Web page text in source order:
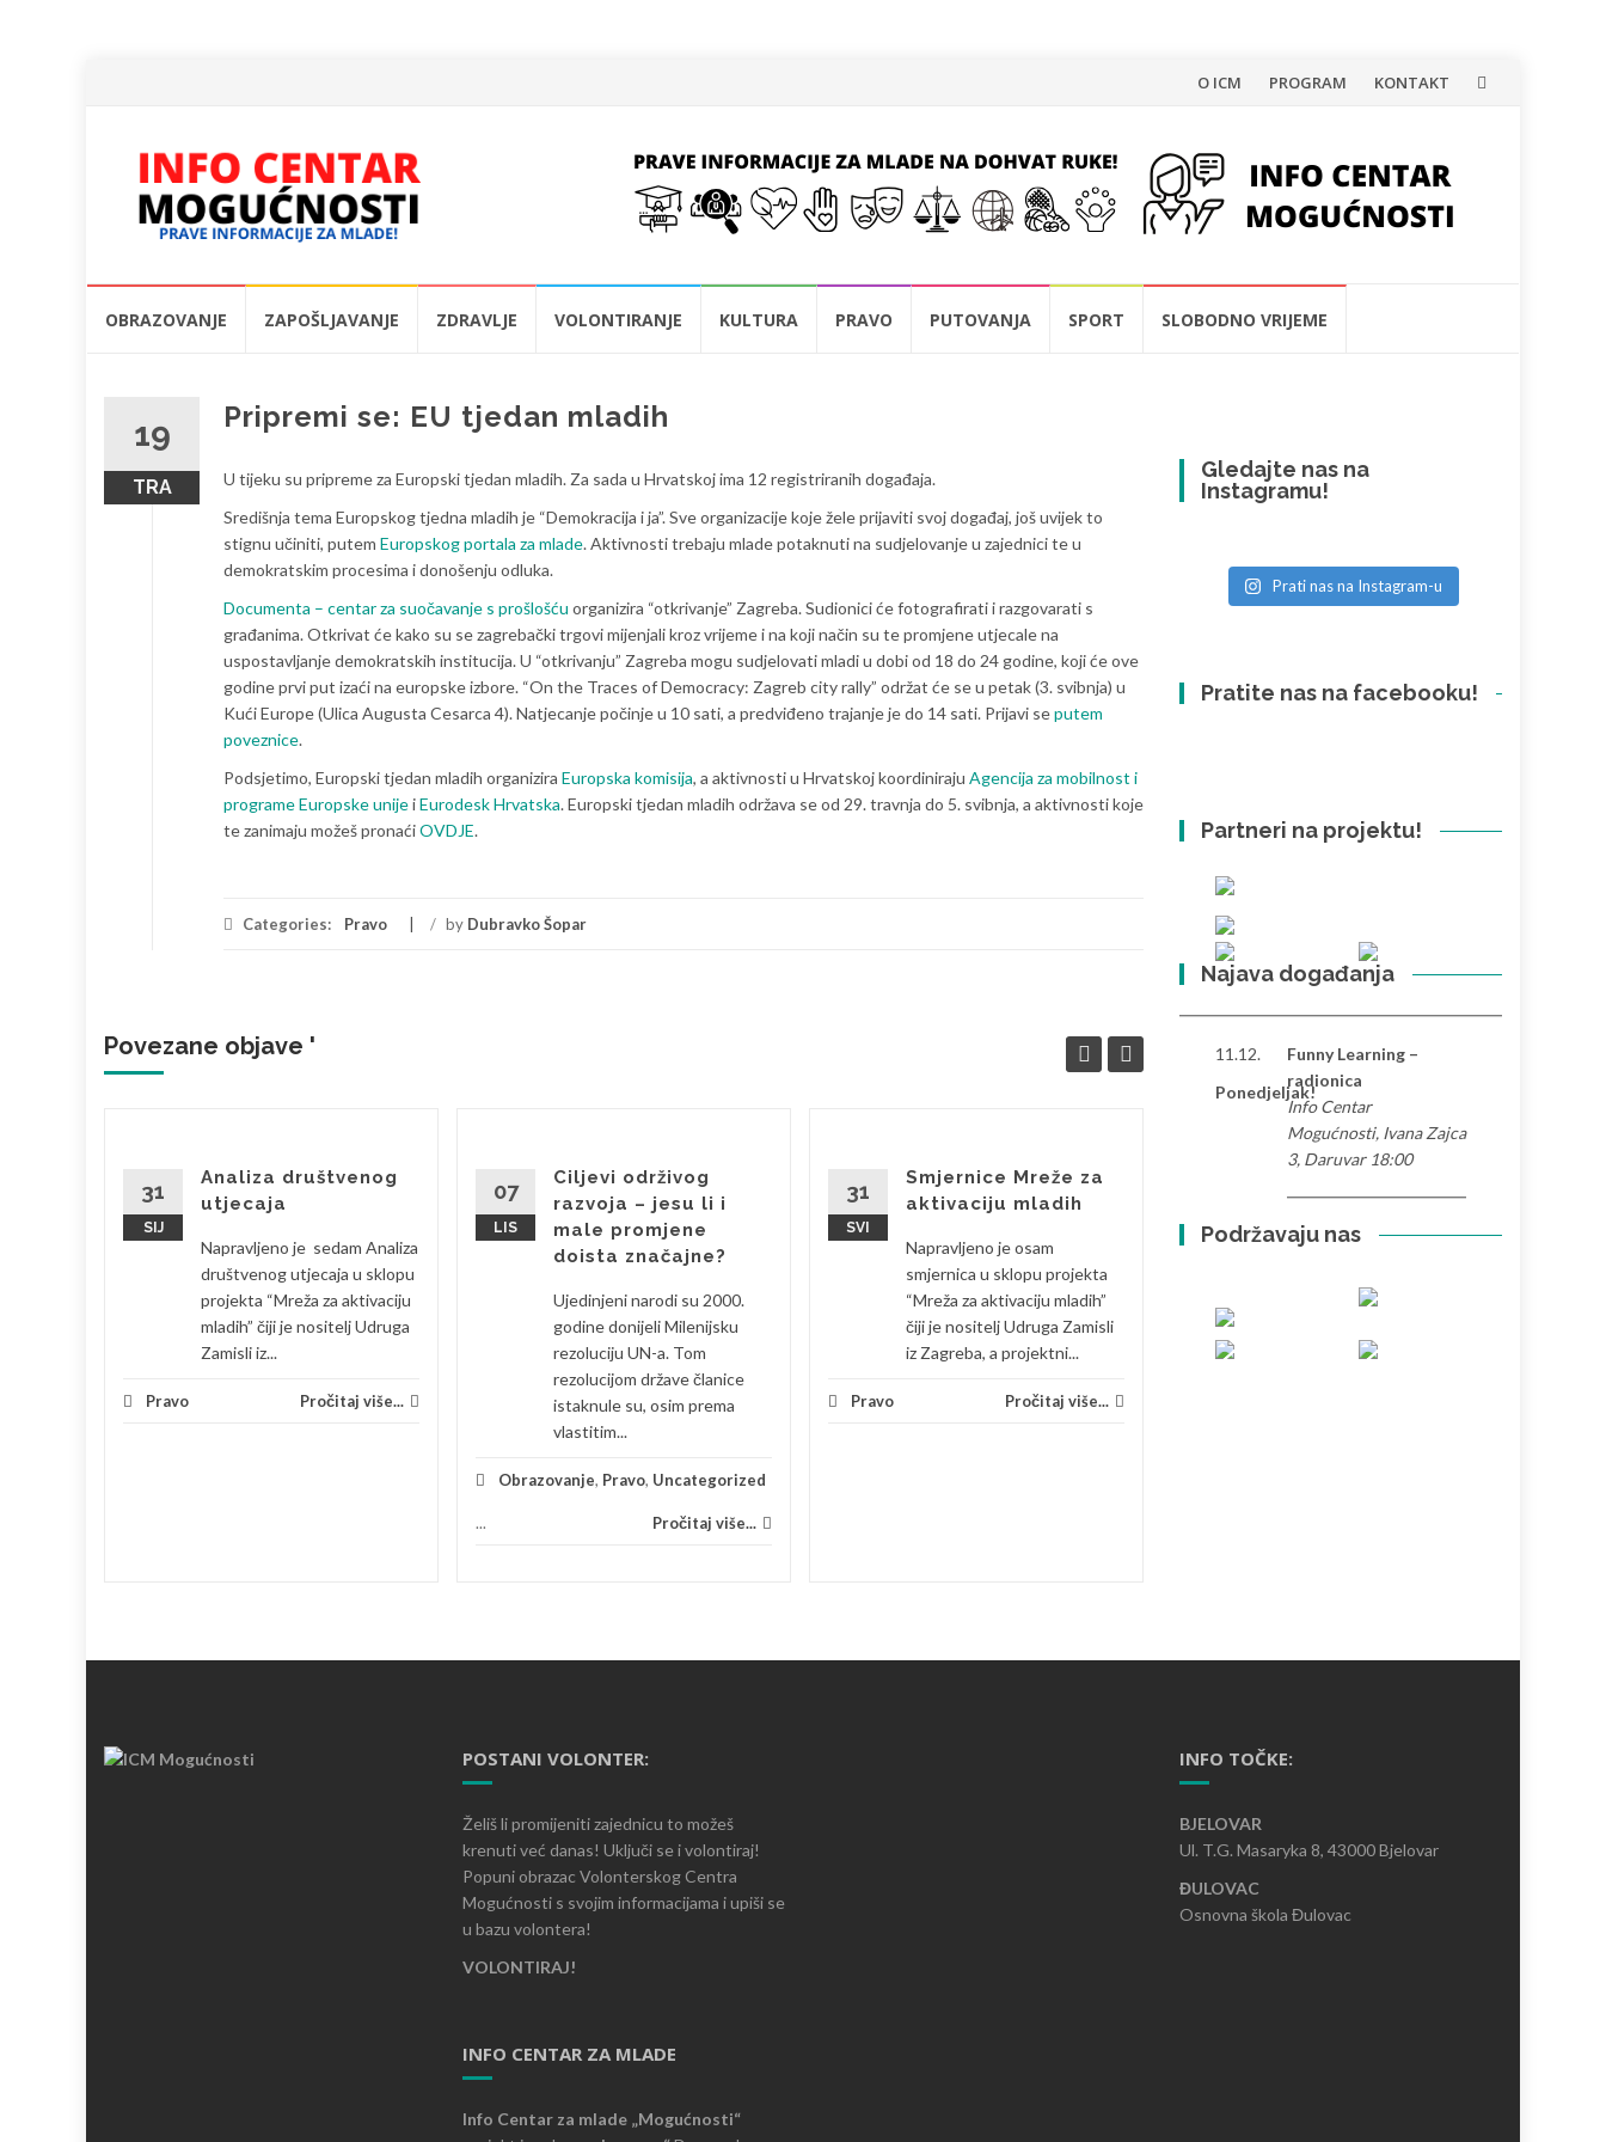
Skip
content
O ICM PROGRAM KONTAKT
OBRAZOVANJE ZAPOŠLJAVANJE ZDRAVLJE VOLONTIRANJE KULTURA PRAVO PUTOVANJA SPORT SLOBODNO VRIJEME
19
TRA
Pripremi se: EU tjedan mladih
U tijeku su pripreme za Europski tjedan mladih. Za sada u Hrvatskoj ima 12 registriranih događaja.
Središnja tema Europskog tjedna mladih je “Demokracija i ja”. Sve organizacije koje žele prijaviti svoj događaj, još uvijek to
stignu učiniti, putem Europskog portala za mlade. Aktivnosti trebaju mlade potaknuti na sudjelovanje u zajednici te u
demokratskim procesima i donošenju odluka.
Documenta – centar za suočavanje s prošlošću organizira “otkrivanje” Zagreba. Sudionici će fotografirati i razgovarati s
građanima. Otkrivat će kako su se zagrebački trgovi mijenjali kroz vrijeme i na koji način su te promjene utjecale na
uspostavljanje demokratskih institucija. U “otkrivanju” Zagreba mogu sudjelovati mladi u dobi od 18 do 24 godine, koji će ove
godine prvi put izaći na europske izbore. “On the Traces of Democracy: Zagreb city rally” održat će se u petak (3. svibnja) u
Kući Europe (Ulica Augusta Cesarca 4). Natjecanje počinje u 10 sati, a predviđeno trajanje je do 14 sati. Prijavi seputem
poveznice.
Podsjetimo, Europski tjedan mladih organizira Europska komisija, a aktivnosti u Hrvatskoj koordiniraju Agencija za mobilnost i
programe Europske unijeiEurodesk Hrvatska. Europski tjedan mladih održava se od 29. travnja do 5. svibnja, a aktivnosti koje
te zanimaju možeš pronaćiOVDJE.
Categories: Pravo / by Dubravko Šopar
Povezane objave '
31
SIJ
Analiza društvenog
utjecaja
Napravljeno je sedam Analiza
društvenog utjecaja u sklopu
projekta “Mreža za aktivaciju
mladih” čiji je nositelj Udruga
Zamisli iz...
Pravo Pročitaj više...
07
LIS
Ciljevi održivog
razvoja – jesu li i
male promjene
doista značajne?
Ujedinjeni narodi su 2000.
godine donijeli Milenijsku
rezoluciju UN-a. Tom
rezolucijom države članice
istaknule su, osim prema
vlastitim...
Obrazovanje, Pravo, Uncategorized
... Pročitaj više...
31
SVI
Smjernice Mreže za
aktivaciju mladih
Napravljeno je osam
smjernica u sklopu projekta
“Mreža za aktivaciju mladih”
čiji je nositelj Udruga Zamisli
iz Zagreba, a projektni...
Pravo Pročitaj više...
Društveno
Znate li tko ga provodi? Koje
poduzetništva? U...
Gledajte nas na
Instagramu!
Prati nas na Instagram-u
Pratite nas na facebooku!
Partneri na projektu!
Najava događanja
11.12.
Ponedjeljak!
Funny Learning –
radionica
Info Centar
Mogućnosti, Ivana Zajca
3, Daruvar 18:00
Podržavaju nas
POSTANI VOLONTER:
Želiš li promijeniti zajednicu to možeš
krenuti već danas! Uključi se i volontiraj!
Popuni obrazac Volonterskog Centra
Mogućnosti s svojim informacijama i upiši se
u bazu volontera!
VOLONTIRAJ!
INFO CENTAR ZA MLADE
Info Centar za mlade „Mogućnosti“
INFO TOČKE:
BJELOVAR
Ul. T.G. Masaryka 8, 43000 Bjelovar
ĐULOVAC
Osnovna škola Đulovac